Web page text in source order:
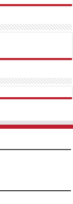
MatadorbetMariobet